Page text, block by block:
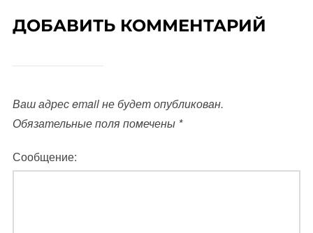
ДОБАВИТЬ КОММЕНТАРИЙ
Ваш адрес email не будет опубликован.
Обязательные поля помечены *
Сообщение: